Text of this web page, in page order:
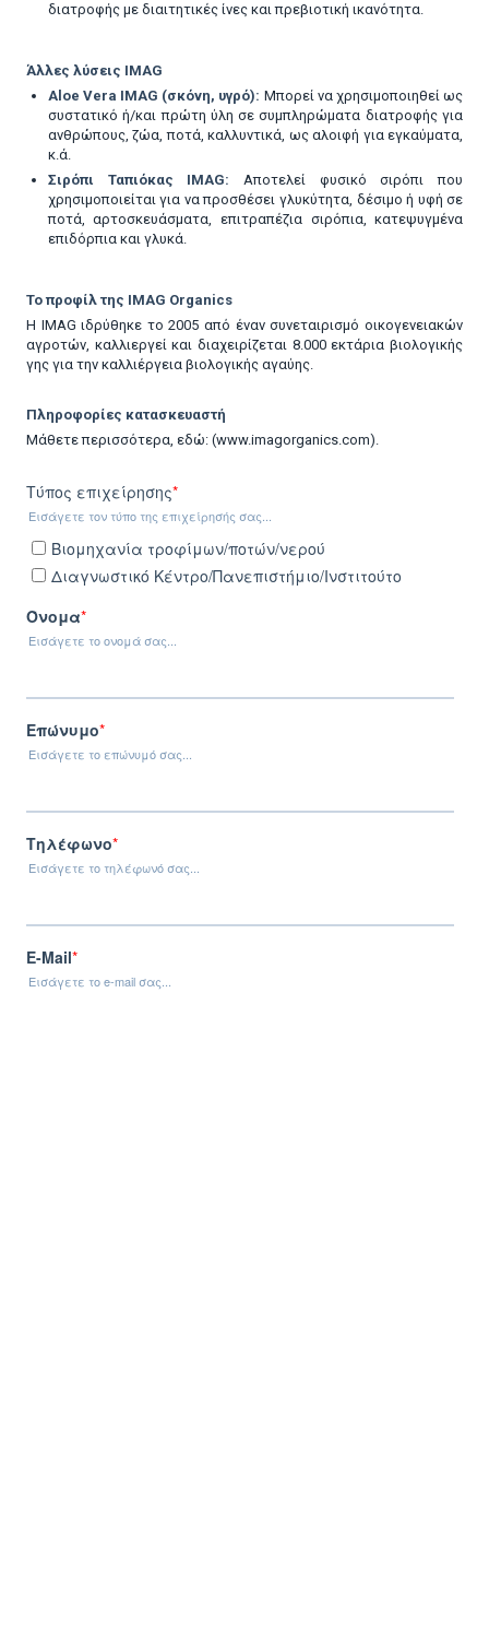
διατροφής με διαιτητικές ίνες και πρεβιοτική ικανότητα.
Άλλες λύσεις IMAG
Aloe Vera IMAG (σκόνη, υγρό): Μπορεί να χρησιμοποιηθεί ως
συστατικό ή/και πρώτη ύλη σε συμπληρώματα διατροφής για
ανθρώπους, ζώα, ποτά, καλλυντικά, ως αλοιφή για εγκαύματα,
κ.ά.
Σιρόπι Ταπιόκας IMAG: Αποτελεί φυσικό σιρόπι που
χρησιμοποιείται για να προσθέσει γλυκύτητα, δέσιμο ή υφή σε
ποτά, αρτοσκευάσματα, επιτραπέζια σιρόπια, κατεψυγμένα
επιδόρπια και γλυκά.
Το προφίλ της IMAG Organics
Η IMAG ιδρύθηκε το 2005 από έναν συνεταιρισμό οικογενειακών
αγροτών, καλλιεργεί και διαχειρίζεται 8.000 εκτάρια βιολογικής
γης για την καλλιέργεια βιολογικής αγαύης.
Πληροφορίες κατασκευαστή
Μάθετε περισσότερα, εδώ: (www.imagorganics.com).